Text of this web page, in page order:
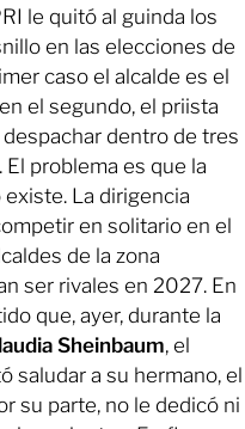
le quitó al guinda los
en las elecciones de
caso el alcalde es el
el segundo, el priista
dentro de tres
problema es que la
existe. La dirigencia
en solitario en el
de la zona
ser rivales en 2027. En
que, ayer, durante la
Sheinbaum, el
saludar a su hermano, el
su parte, no le dedicó ni